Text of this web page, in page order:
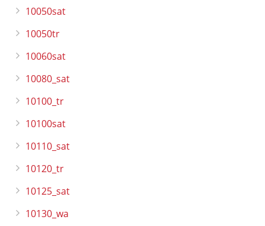
10050sat
10050tr
10060sat
10080_sat
10100_tr
10100sat
10110_sat
10120_tr
10125_sat
10130_wa